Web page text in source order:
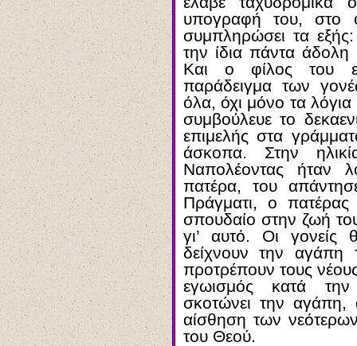
υπογραφή του, στο
συμπληρώσει τα
την ίδια πάντα
Και ο φίλος του
παράδειγμα των
όλα, όχι μόνο τα
συμβούλευε το
επιμελής στα
άσκοπα. Στην
Ναπολέοντας ήταν
πατέρα, του
Πράγματι, ο πατέρας
σπουδαίο στην ζωή
γι’ αυτό. Οι γονείς
δείχνουν την αγάπη
προτρέπουν τους
εγωισμός κατά
σκοτώνει την αγάπη,
αίσθηση των
του Θεού.